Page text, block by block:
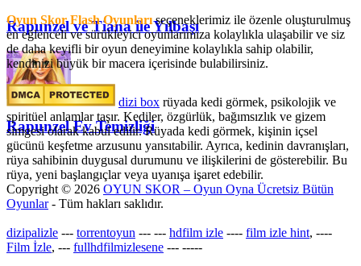
Rapunzel ve Tiana ile Yılbaşı
Rapunzel Ev Temizliği
Oyun Skor Flash Oyunlarıseçeneklerimiz ile özenle oluşturulmuş
en eğlenceli ve sürükleyici oyunlarımıza kolaylıkla ulaşabilir ve siz
de daha keyifli bir oyun deneyimine kolaylıkla sahip olabilir,
kendinizi büyük bir macera içerisinde bulabilirsiniz.
dizi box rüyada kedi görmek​, psikolojik ve
spiritüel anlamlar taşır. Kediler, özgürlük, bağımsızlık ve gizem
simgesi olarak kabul edilir. Rüyada kedi görmek, kişinin içsel
gücünü keşfetme arzusunu yansıtabilir. Ayrıca, kedinin davranışları,
rüya sahibinin duygusal durumunu ve ilişkilerini de gösterebilir. Bu
rüya, yeni başlangıçlar veya uyanışa işaret edebilir.
Copyright © 2026 OYUN SKOR – Oyun Oyna Ücretsiz Bütün
Oyunlar- Tüm hakları saklıdır.
dizipalizle --- torrentoyun --- --- hdfilm izle ---- film izle hint, ----
Film İzle, --- fullhdfilmizlesene --- -----